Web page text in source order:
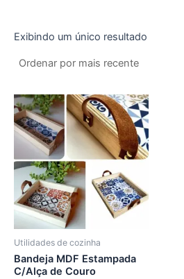
Exibindo um único resultado
Utilidades de cozinha
Bandeja MDF Estampada
C/Alça de Couro